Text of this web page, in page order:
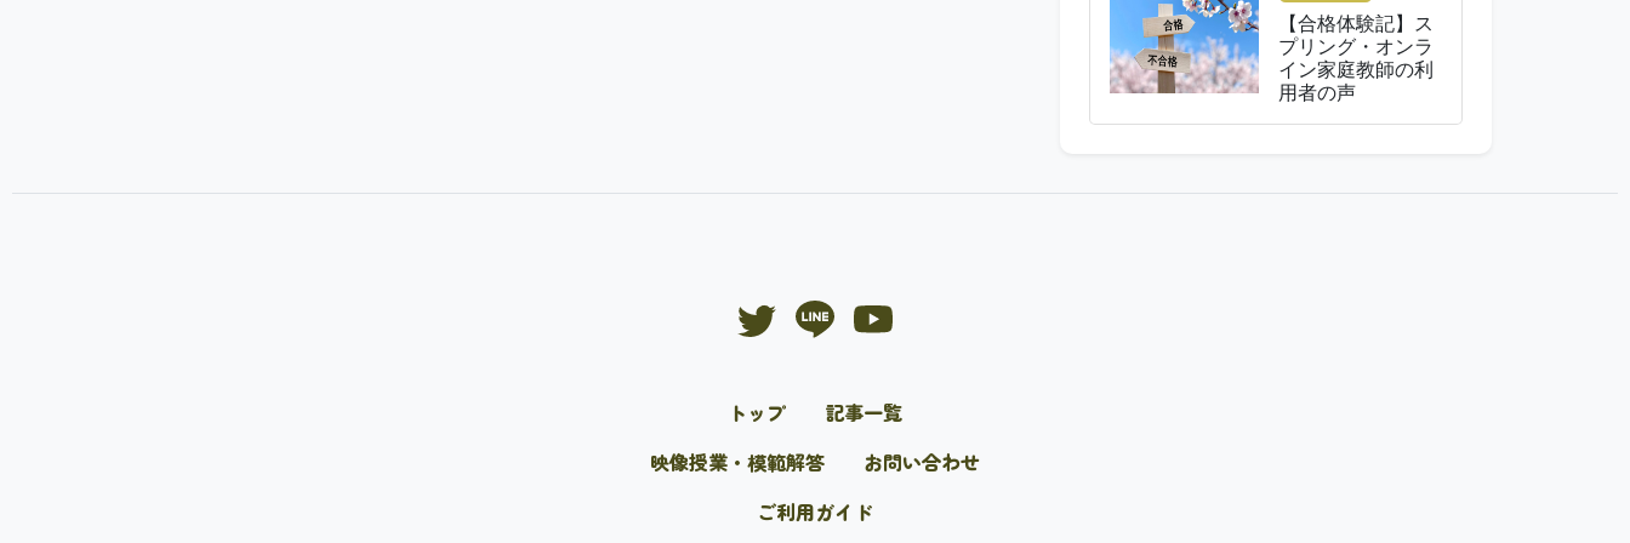
【合格体験記】ス
プリング・オンラ
イン家庭教師の利
用者の声
トップ
記事一覧
映像授業・模範解答
お問い合わせ
ご利用ガイド